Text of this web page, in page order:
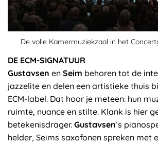
De volle Kamermuziekzaal in het
DE ECM-SIGNATUUR
Gustavsen en Seim behoren tot de
jazzelite en delen een artistieke thuis
ECM-label. Dat hoor je meteen: hun
ruimte, nuance en stilte. Klank is hier
betekenisdrager. Gustavsen’s
helder, Seims saxofonen spreken met